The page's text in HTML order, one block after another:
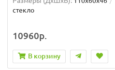
стекло
10960р.
В корзину